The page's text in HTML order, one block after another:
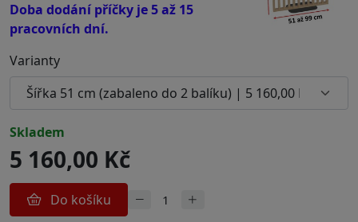
Doba dodání příčky je 5 až 15
pracovních dní.
Varianty
skladem
5 160,00 Kč
Do košíku